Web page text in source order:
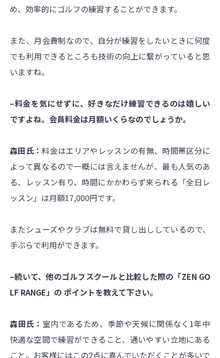
め、効率的にゴルフの練習することができます。
また、月会費制なので、自分が練習をしたいときに何度
でも利用できるところも技術の向上に繋がっていると思
いますね。
–料金を気にせずに、好きなだけ練習できるのは嬉しい
ですよね。会員料金は月額いくらなのでしょうか。
森田氏：料金はエリアやレッスンの有無、時間帯区分に
よって異なるので一概には言えませんが、最も人気のあ
る、レッスン有り、時間にかかわらず来られる「全日レ
ッスン」は月額17,000円です。
またシューズやクラブは無料で貸し出ししているので、
手ぶらで利用ができます。
–続いて、他のゴルフスクールと比較した際の「ZEN GO
LF RANGE」の ポイントを教えて下さい。
森田氏： 室内であるため、季節や天候に関係なく1年中
快適な空間で練習ができること、通いやすい立地にある
こと。お客様にはこの2点に喜んでいただくことが多いで